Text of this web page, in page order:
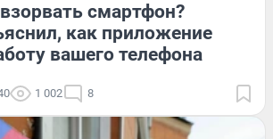
смартфон?
как приложение
вашего телефона
1 002 8